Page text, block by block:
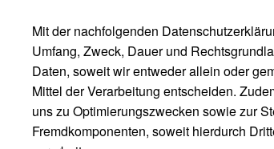
Mit der nachfolgenden
Umfang, Zweck, Dauer und
Daten, soweit wir entweder allein oder
Mittel der Verarbeitung entscheiden.
uns zu Optimierungszwecken sowie zur
Fremdkomponenten, soweit hierdurch